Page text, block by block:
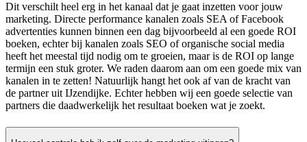
Dit verschilt heel erg in het kanaal dat je gaat inzetten voor jouw
marketing. Directe performance kanalen zoals SEA of Facebook
advertenties kunnen binnen een dag bijvoorbeeld al een goede ROI
boeken, echter bij kanalen zoals SEO of organische social media
heeft het meestal tijd nodig om te groeien, maar is de ROI op lange
termijn een stuk groter. We raden daarom aan om een goede mix van
kanalen in te zetten! Natuurlijk hangt het ook af van de kracht van
de partner uit IJzendijke. Echter hebben wij een goede selectie van
partners die daadwerkelijk het resultaat boeken wat je zoekt.